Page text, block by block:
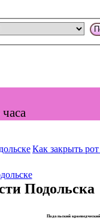
Как закрыть
Подольска
Подольский